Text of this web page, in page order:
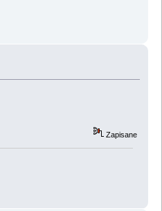
Zapisane